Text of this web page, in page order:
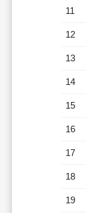
11
12
13
14
15
16
17
18
19